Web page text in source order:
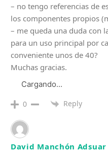
– no tengo referencias de
los componentes propios
– me queda una duda con
para un uso principal por
conveniente unos de 40?
Muchas gracias.
Cargando...
0 Reply
David Manchón Adsuar